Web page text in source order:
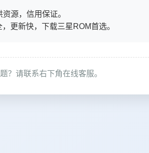
源，信用保证。
更新快，下载三星ROM首选。
？请联系右下角在线客服。